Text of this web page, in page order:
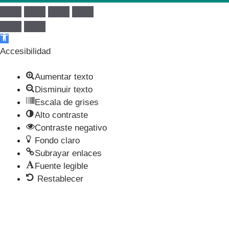
Abrir barra de herramientas
Accesibilidad
Aumentar texto
Disminuir texto
Escala de grises
Alto contraste
Contraste negativo
Fondo claro
Subrayar enlaces
Fuente legible
Restablecer